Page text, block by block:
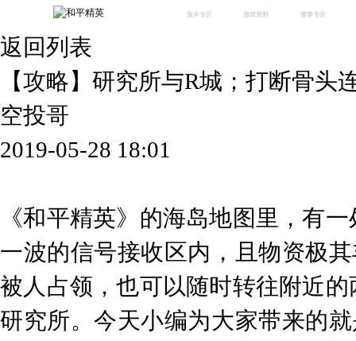
版本专区 游戏资料 赛事专区
体验服 视频中心 授权赛 腾
返回列表
【攻略】研究所与R城；打断骨头
空投哥
2019-05-28 18:01
《和平精英》的海岛地图里，有
一波的信号接收区内，且物资极
被人占领，也可以随时转往附近
研究所。今天小编为大家带来的